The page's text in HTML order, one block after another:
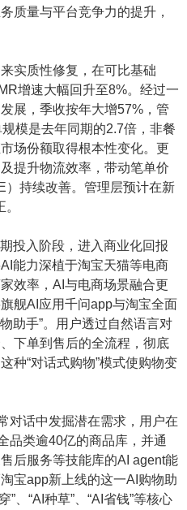
质量与平台竞争力的提升，
实质性修复，在可比基础
增速大幅回升至8%。经过一
展，季收按年大增57%，管
模是去年同期的2.7倍，非餐
场份额取得根本性变化。更
提升物流效率，带动笔单价
）持续改善。管理层预计在新
投入阶段，进入商业化回报
能力深植于淘宝天猫等电商
效率，AI与电商场景融合更
舰AI应用千问app与淘宝全面
助手”。用户透过自然语言对
下单到售后的全流程，彻底
种“对话式购物”模式使购物变
对话中发掘潜在需求，用户在
品类逾40亿的商品库，并通
后服务等技能库的AI agent能
宝app新上线的这一AI购物助
”、“AI种草”、“AI省钱”等核心